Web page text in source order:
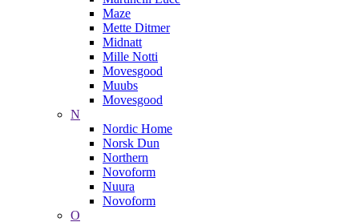
Maze
Mette Ditmer
Midnatt
Mille Notti
Movesgood
Muubs
Movesgood
N
Nordic Home
Norsk Dun
Northern
Novoform
Nuura
Novoform
O